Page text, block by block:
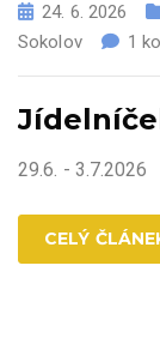
24. 6. 2026
Sokolov
1
29.6. - 3.7.2026
CELÝ